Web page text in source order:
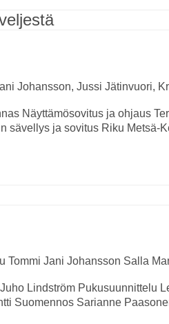
Johansson, Jussi Jätinvuori,
Näyttämösovitus ja ohjaus
sävellys ja sovitus Riku Metsä-
Tommi Jani Johansson Salla
Juho Lindström Pukusuunnittelu
Suomennos Sarianne